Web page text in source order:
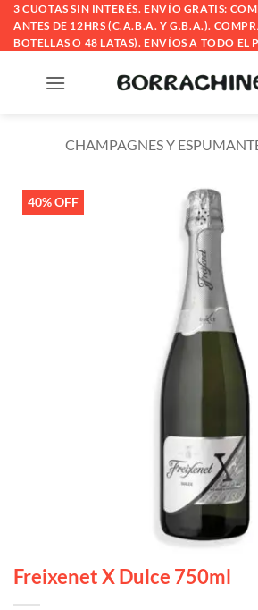
Saltar
contenido
3 CUOTAS SIN INTERÉS. ENVÍO GRATIS:
ANTES DE 12HRS (C.A.B.A. Y G.B.A.).
BOTELLAS O 48 LATAS). ENVÍOS A TODO EL
CHAMPAGNES Y
40% OFF
Freixenet X Dulce 750ml